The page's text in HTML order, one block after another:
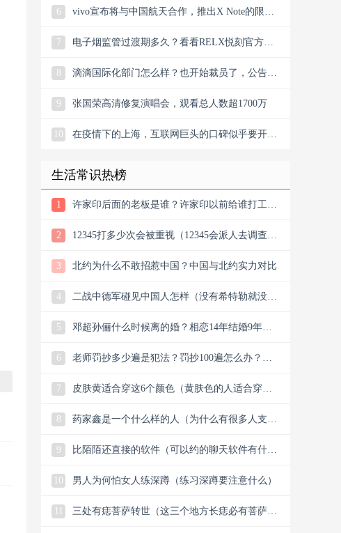
6
vivo宣布将与中国航天合作，推出X Note的限量
7
电子烟监管过渡期多久？看看RELX悦刻官方微
8
滴滴国际化部门怎么样？也开始裁员了，公告宣
9
张国荣高清修复演唱会，观看总人数超1700万
10
在疫情下的上海，互联网巨头的口碑似乎要开始
生活常识热榜
1
许家印后面的老板是谁？许家印以前给谁打工？
2
12345打多少次会被重视（12345会派人去调查
3
北约为什么不敢招惹中国？中国与北约实力对比
4
二战中德军碰见中国人怎样（没有希特勒就没有
5
邓超孙俪什么时候离的婚？相恋14年结婚9年说
6
老师罚抄多少遍是犯法？罚抄100遍怎么办？算
7
皮肤黄适合穿这6个颜色（黄肤色的人适合穿什
8
药家鑫是一个什么样的人（为什么有很多人支持
9
比陌陌还直接的软件（可以约的聊天软件有什
10
男人为何怕女人练深蹲（练习深蹲要注意什么）
三处有痣菩萨转世（这三个地方长痣必有菩萨保